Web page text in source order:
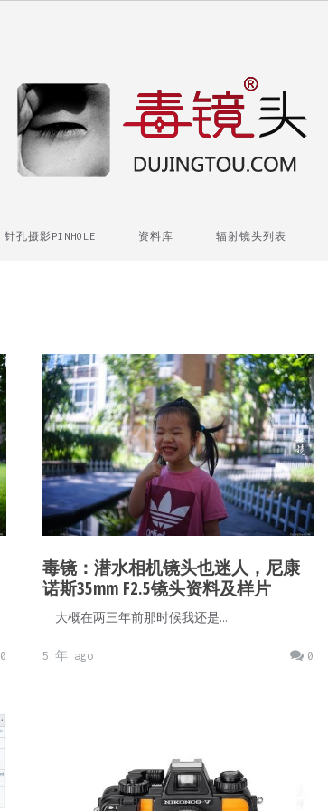
针孔摄影PINHOLE 资料库 辐射镜头列表
0
毒镜：潜水相机镜头也迷人，尼康
诺斯35mm F2.5镜头资料及样片
大概在两三年前那时候我还是…
0
5 年 ago